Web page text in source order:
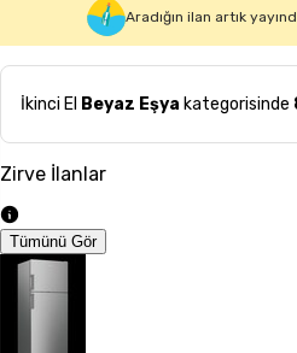
Aradığın ilan artık
İkinci El Beyaz Eşya kategorisinde
Zirve İlanlar
Tümünü Gör